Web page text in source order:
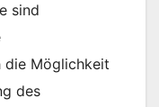
sind
die Möglichkeit
des